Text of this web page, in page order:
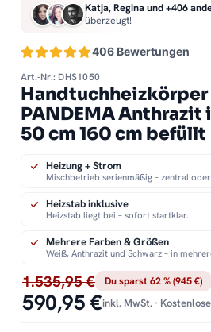
406 Bewertungen
Katja, Regina und +406
überzeugt!
Art.-Nr.: DHS1050
PANDEMA Anthrazit
50 cm 160 cm befüllt
1.535,95 € Du sparst 62 % (945 €)
590,95 €inkl. MwSt. ·
Heizung + Strom
Mischbetrieb serienmäßig – zentral
Heizstab inklusive
Heizstab liegt bei – sofort startklar.
Mehrere Farben & Größen
Weiß, Anthrazit und Schwarz – in